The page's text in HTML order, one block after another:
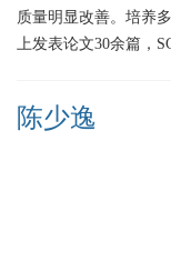
质量明显改善。培养
上发表论文30余篇，
陈少逸